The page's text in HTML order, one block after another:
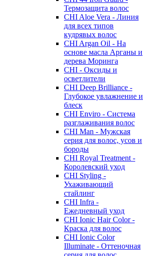
Термозащита волос
CHI Aloe Vera - Линия
для всех типов
кудрявых волос
CHI Argan Oil - На
основе масла Арганы и
дерева Моринга
CHI - Оксиды и
осветлители
CHI Deep Brilliance -
Глубокое увлажнение и
блеск
CHI Enviro - Система
разглаживания волос
CHI Man - Мужская
серия для волос, усов и
бороды
CHI Royal Treatment -
Королевский уход
CHI Styling -
Ухаживающий
стайлинг
CHI Infra -
Ежедневный уход
CHI Ionic Hair Color -
Краска для волос
CHI Ionic Color
Illuminate - Оттеночная